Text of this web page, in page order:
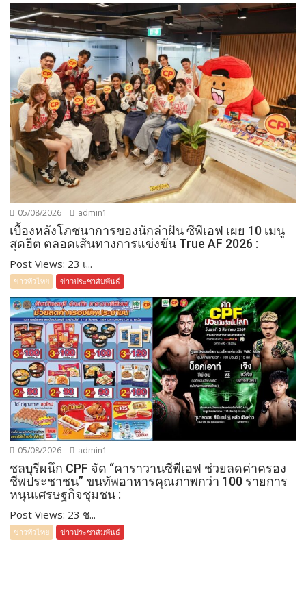
05/08/2026 admin1
เบื้องหลังโภชนาการของนักล่าฝัน ซีพีเอฟ เผย 10 เมนู
สุดฮิต ตลอดเส้นทางการแข่งขัน True AF 2026 :
Post Views: 23 เ...
ข่าวทั่วไทย ข่าวประชาสัมพันธ์
05/08/2026 admin1
ชลบุรีผนึก CPF จัด “คาราวานซีพีเอฟ ช่วยลดค่าครอง
ชีพประชาชน” ขนทัพอาหารคุณภาพกว่า 100 รายการ
หนุนเศรษฐกิจชุมชน :
Post Views: 23 ช...
ข่าวทั่วไทย ข่าวประชาสัมพันธ์